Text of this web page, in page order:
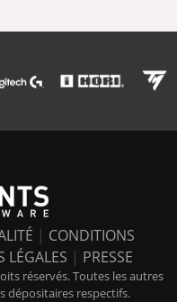
| CONDITIONS
LÉGALES | PRESSE
réservés. Toutes les autres
dépositaires respectifs.